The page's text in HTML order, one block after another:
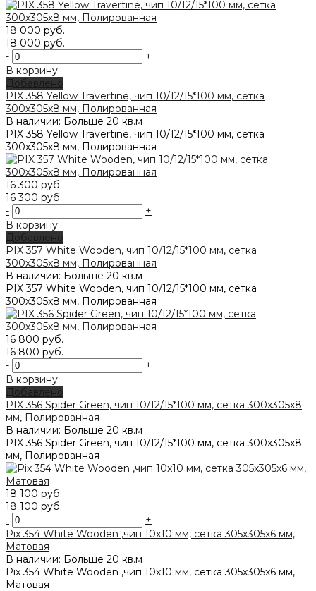
18 000 руб.
18 000 руб.
-
+
В корзину
Добавлено
PIX 358 Yellow Travertine, чип 10/12/15*100 мм, сетка
300х305x8 мм, Полированная
В наличии: Больше 20 кв.м
PIX 358 Yellow Travertine, чип 10/12/15*100 мм, сетка
300х305x8 мм, Полированная
16 300 руб.
16 300 руб.
-
+
В корзину
Добавлено
PIX 357 White Wooden, чип 10/12/15*100 мм, сетка
300х305x8 мм, Полированная
В наличии: Больше 20 кв.м
PIX 357 White Wooden, чип 10/12/15*100 мм, сетка
300х305x8 мм, Полированная
16 800 руб.
16 800 руб.
-
+
В корзину
Добавлено
PIX 356 Spider Green, чип 10/12/15*100 мм, сетка 300х305x8
мм, Полированная
В наличии: Больше 20 кв.м
PIX 356 Spider Green, чип 10/12/15*100 мм, сетка 300х305x8
мм, Полированная
18 100 руб.
18 100 руб.
-
+
Pix 354 White Wooden ,чип 10x10 мм, сетка 305х305x6 мм,
Матовая
В наличии: Больше 20 кв.м
Pix 354 White Wooden ,чип 10x10 мм, сетка 305х305x6 мм,
Матовая